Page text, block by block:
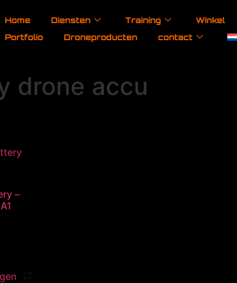
Home Diensten Training Winkel
Portfolio
Droneproducten contact
drone accu
–